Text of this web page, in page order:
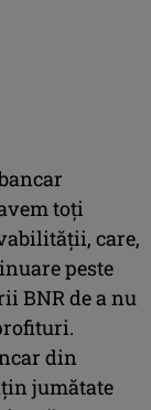
toţi
care,
peste
BNR de a nu
din
jumătate